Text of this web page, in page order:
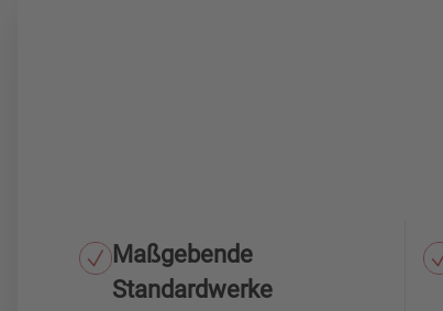
Maßgebende
Standardwerke